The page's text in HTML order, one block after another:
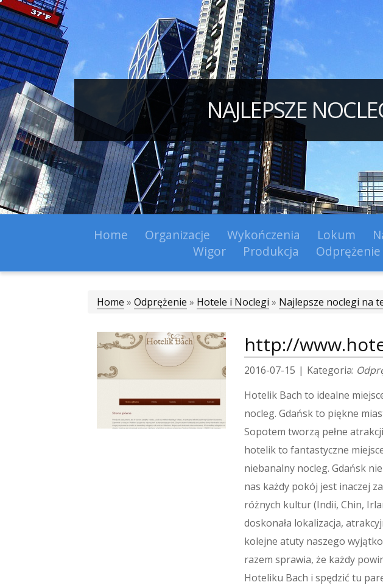
NAJLEPSZE
Home Organizacje Wykończenia Lokum
Wigor
Produkcja Odprężenie
Home » Odprężenie » Hotele i Noclegi » Najlepsze noclegi na
http://
2016-07-15 | Kategoria:
Hotelik Bach to idealne
nocleg. Gdańsk to piękne
Sopotem tworzą pełne
hotelik to fantastyczne
niebanalny nocleg. Gdańsk
nas każdy pokój jest inaczej
różnych kultur (Indii, Chin,
doskonała lokalizacja,
kolejne atuty naszego
razem sprawia, że każdy
Hoteliku Bach i spędzić tu